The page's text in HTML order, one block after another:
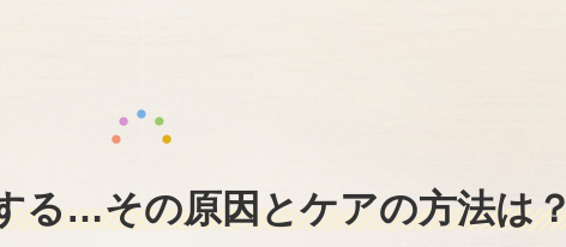
る…その原因とケアの方法は？